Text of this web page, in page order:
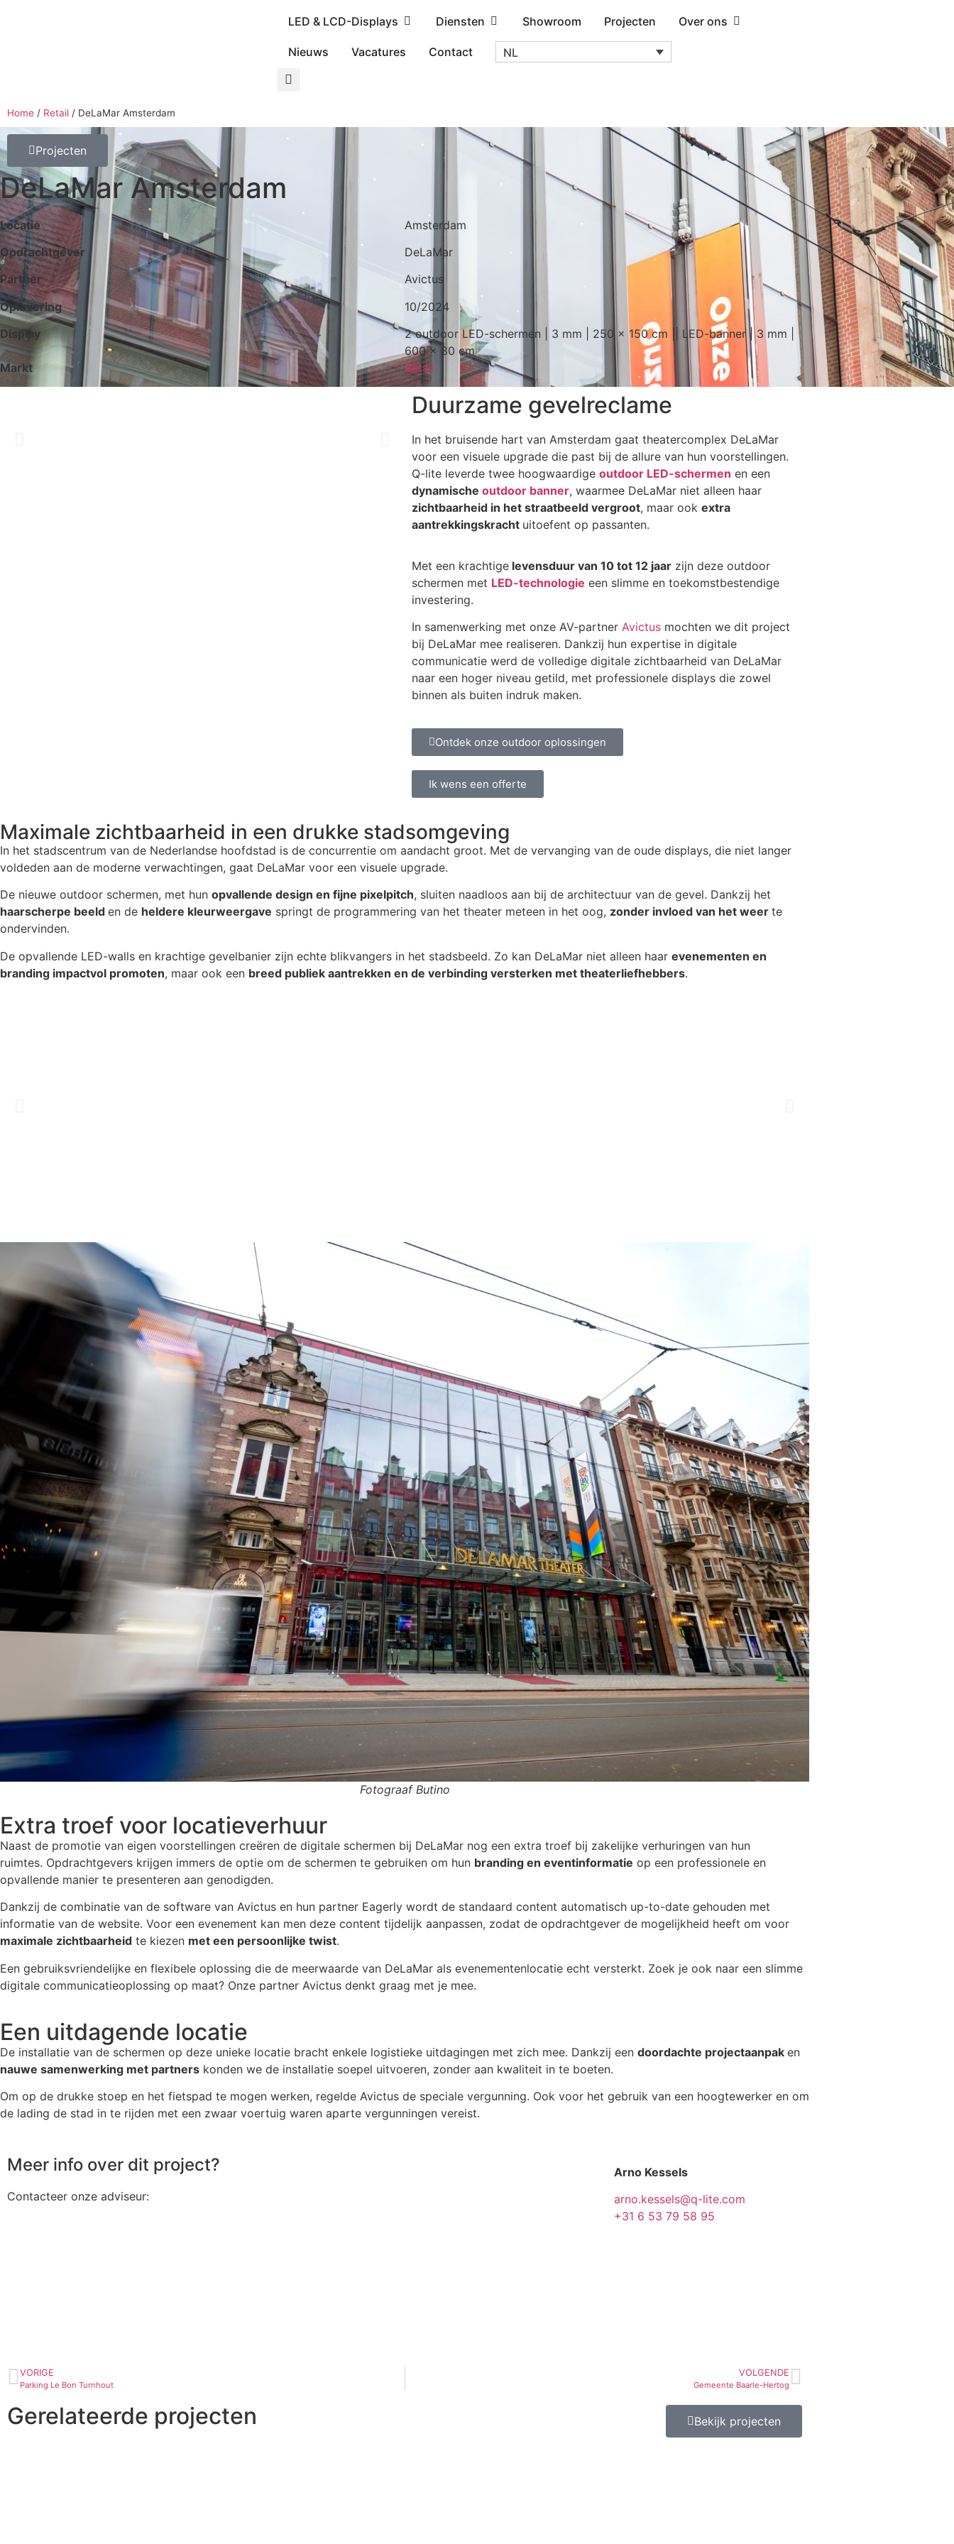
LED & LCD-Displays Diensten Showroom Projecten Over ons
Nieuws Vacatures Contact NL
Home / Retail / DeLaMar Amsterdam
Projecten
DeLaMar Amsterdam
Locatie
Amsterdam
Opdrachtgever
DeLaMar
Partner
Avictus
Oplevering
10/2024
Display
2 outdoor LED-schermen | 3 mm | 250 x 150 cm || LED-banner | 3 mm |
600 x 80 cm
Markt
Retail
Duurzame gevelreclame
In het bruisende hart van Amsterdam gaat theatercomplex DeLaMar
voor een visuele upgrade die past bij de allure van hun voorstellingen.
Q-lite leverde twee hoogwaardige outdoor LED-schermen en een
dynamische outdoor banner, waarmee DeLaMar niet alleen haar
zichtbaarheid in het straatbeeld vergroot, maar ook extra
aantrekkingskracht uitoefent op passanten.
Met een krachtige levensduur van 10 tot 12 jaar zijn deze outdoor
schermen met LED-technologie een slimme en toekomstbestendige
investering.
In samenwerking met onze AV-partner Avictus mochten we dit project
bij DeLaMar mee realiseren. Dankzij hun expertise in digitale
communicatie werd de volledige digitale zichtbaarheid van DeLaMar
naar een hoger niveau getild, met professionele displays die zowel
binnen als buiten indruk maken.
Ontdek onze outdoor oplossingen
Ik wens een offerte
Maximale zichtbaarheid in een drukke stadsomgeving
In het stadscentrum van de Nederlandse hoofdstad is de concurrentie om aandacht groot. Met de vervanging van de oude displays, die niet langer
voldeden aan de moderne verwachtingen, gaat DeLaMar voor een visuele upgrade.
De nieuwe outdoor schermen, met hun opvallende design en fijne pixelpitch, sluiten naadloos aan bij de architectuur van de gevel. Dankzij het
haarscherpe beeld en de heldere kleurweergave springt de programmering van het theater meteen in het oog, zonder invloed van het weer te
ondervinden.
De opvallende LED-walls en krachtige gevelbanier zijn echte blikvangers in het stadsbeeld. Zo kan DeLaMar niet alleen haar evenementen en
branding impactvol promoten, maar ook een breed publiek aantrekken en de verbinding versterken met theaterliefhebbers.
Fotograaf Butino
Extra troef voor locatieverhuur
Naast de promotie van eigen voorstellingen creëren de digitale schermen bij DeLaMar nog een extra troef bij zakelijke verhuringen van hun
ruimtes. Opdrachtgevers krijgen immers de optie om de schermen te gebruiken om hun branding en eventinformatie op een professionele en
opvallende manier te presenteren aan genodigden.
Dankzij de combinatie van de software van Avictus en hun partner Eagerly wordt de standaard content automatisch up-to-date gehouden met
informatie van de website. Voor een evenement kan men deze content tijdelijk aanpassen, zodat de opdrachtgever de mogelijkheid heeft om voor
maximale zichtbaarheid te kiezen met een persoonlijke twist.
Een gebruiksvriendelijke en flexibele oplossing die de meerwaarde van DeLaMar als evenementenlocatie echt versterkt. Zoek je ook naar een slimme
digitale communicatieoplossing op maat? Onze partner Avictus denkt graag met je mee.
Een uitdagende locatie
De installatie van de schermen op deze unieke locatie bracht enkele logistieke uitdagingen met zich mee. Dankzij een doordachte projectaanpak en
nauwe samenwerking met partners konden we de installatie soepel uitvoeren, zonder aan kwaliteit in te boeten.
Om op de drukke stoep en het fietspad te mogen werken, regelde Avictus de speciale vergunning. Ook voor het gebruik van een hoogtewerker en om
de lading de stad in te rijden met een zwaar voertuig waren aparte vergunningen vereist.
Meer info over dit project?
Contacteer onze adviseur:
Arno Kessels
arno.kessels@q-lite.com
+31 6 53 79 58 95
VORIGE
Parking Le Bon Turnhout
VOLGENDE
Gemeente Baarle-Hertog
Gerelateerde projecten Bekijk projecten